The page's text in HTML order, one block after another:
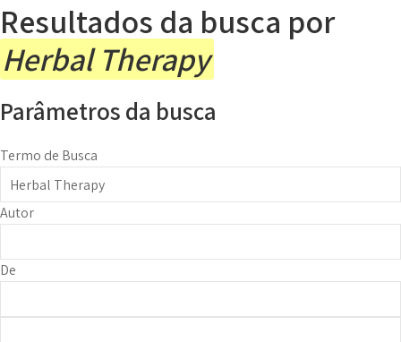
Resultados da busca por
Herbal Therapy
Parâmetros da busca
Termo de Busca
Autor
De